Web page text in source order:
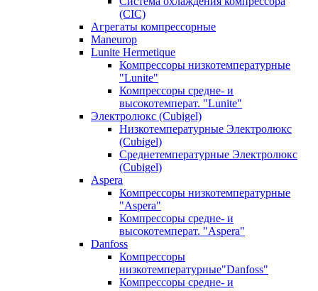
(CIC)
Агрегаты компрессорные
Maneurop
Lunite Hermetique
Компрессоры низкотемпературные
"Lunite"
Компрессоры средне- и
высокотемперат. "Lunite"
Электролюкс (Cubigel)
Низкотемпературные Электролюкс
(Cubigel)
Среднетемпературные Электролюкс
(Cubigel)
Aspera
Компрессоры низкотемпературные
"Aspera"
Компрессоры средне- и
высокотемперат. "Aspera"
Danfoss
Компрессоры
низкотемпературные"Danfoss"
Компрессоры средне- и